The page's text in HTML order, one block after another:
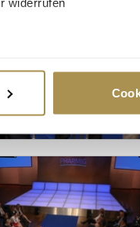
widerrufen
und legen Sie Ihre
für soziale
zu Ihrer
Unsere Partner
haben oder die sie im